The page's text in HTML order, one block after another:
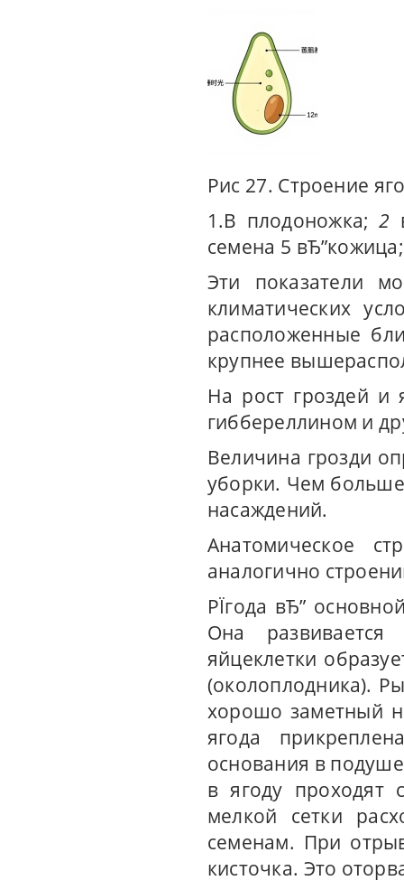
Рис 27. Строение
1.В плодоножка;2
семена 5
Эти показатели
климатических
расположенные
крупнее
На рост гроздей и
гиббереллином и
Величина грозди
уборки. Чем
насаждений.
Анатомическое
аналогично
РЇгода вЂ”
Она
яйцеклетки
(околоплодника).
хорошо заметный
ягода
основания в
в ягоду проходят
мелкой сетки
семенам. При
кисточка. Это